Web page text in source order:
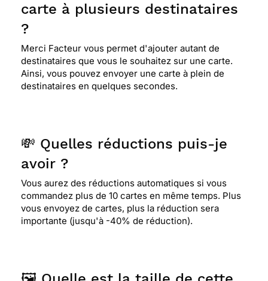
carte à plusieurs destinataires
?
Merci Facteur vous permet d'ajouter autant de
destinataires que vous le souhaitez sur une carte.
Ainsi, vous pouvez envoyer une carte à plein de
destinataires en quelques secondes.
💸 Quelles réductions puis-je
avoir ?
Vous aurez des réductions automatiques si vous
commandez plus de 10 cartes en même temps. Plus
vous envoyez de cartes, plus la réduction sera
importante (jusqu'à -40% de réduction).